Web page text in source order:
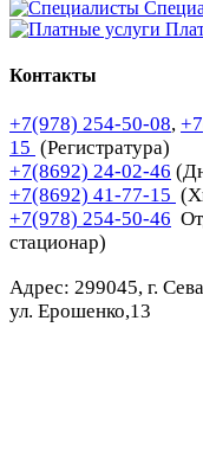
Контакты
+7(978) 254-50-08,
15 (Регистратура)
+7(8692) 24-02-46
+7(8692) 41-77-15
+7(978) 254-50-46
стационар)
Адрес: 299045, г.
ул. Ерошенко,13